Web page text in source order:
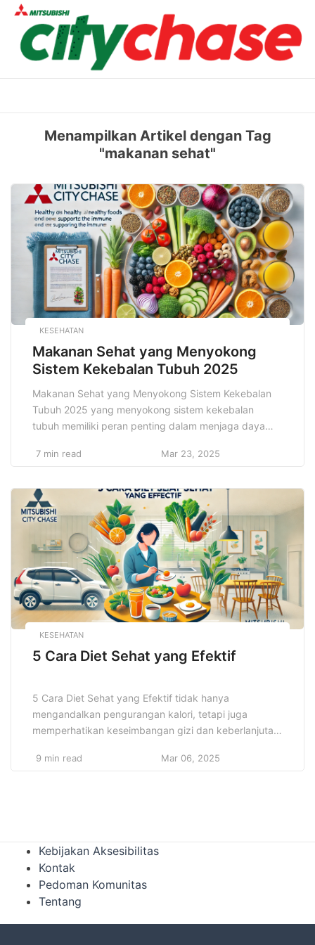
Skip
content
Menampilkan Artikel dengan Tag
"makanan sehat"
KESEHATAN
Makanan Sehat yang Menyokong
Sistem Kekebalan Tubuh 2025
Makanan Sehat yang Menyokong Sistem Kekebalan
Tubuh 2025 yang menyokong sistem kekebalan
tubuh memiliki peran penting dalam menjaga daya
satu kunci utama untuk memperkuat sistem imun
akan vitamin dan mineral. Vitamin C, misalnya, yang
banyak ditemukan dalam buah jeruk, kiwi, dan […]
7 min read Mar 23, 2025
KESEHATAN
5 Cara Diet Sehat yang Efektif
5 Cara Diet Sehat yang Efektif tidak hanya
mengandalkan pengurangan kalori, tetapi juga
memperhatikan keseimbangan gizi dan keberlanjutan
yang efektif adalah dengan mengatur pola makan
9 min read Mar 06, 2025
Kebijakan Aksesibilitas
Kontak
Pedoman Komunitas
Tentang